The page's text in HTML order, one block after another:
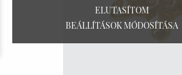
ELUTASÍTOM
BEÁLLÍTÁSOK MÓDOSÍTÁSA